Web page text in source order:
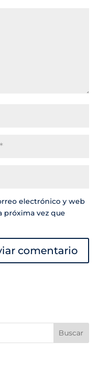
electrónico y web
próxima vez que